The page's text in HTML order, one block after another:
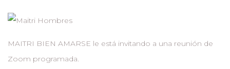
MAITRI BIEN AMARSE le está invitando a una reunión de
Zoom programada.